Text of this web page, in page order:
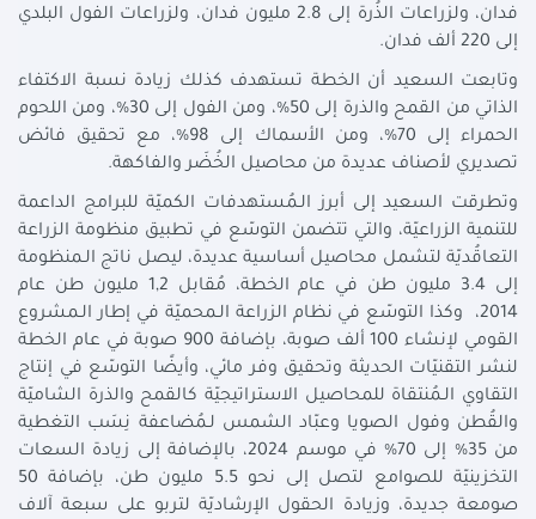
فدان، ولزراعات الذُرة إلى 2.8 مليون فدان، ولزراعات الفول البلدي
إلى 220 ألف فدان.
وتابعت السعيد أن الخطة تستهدف كذلك زيادة نسبة الاكتفاء
الذاتي من القمح والذرة إلى 50%، ومن الفول إلى 30%، ومن اللحوم
الحمراء إلى 70%، ومن الأسماك إلى 98%، مع تحقيق فائض
تصديري لأصناف عديدة من محاصيل الخُضَر والفاكهة.
وتطرقت السعيد إلى أبرز الـمُستهدفات الكميّة للبرامج الداعمة
للتنمية الزراعيّة، والتي تتضمن التوسّع في تطبيق منظومة الزراعة
التعاقُديّة لتشمل محاصيل أساسية عديدة، ليصل ناتج الـمنظومة
إلى 3.4 مليون طن في عام الخطة، مُقابل 1,2 مليون طن عام
2014، وكذا التوسّع في نظام الزراعة الـمحميّة في إطار الـمشروع
القومي لإنشاء 100 ألف صوبة، بإضافة 900 صوبة في عام الخطة
لنشر التقنيّات الحديثة وتحقيق وفر مائي، وأيضًا التوسّع في إنتاج
التقاوي الـمُنتقاة للمحاصيل الاستراتيجيّة كالقمح والذرة الشاميّة
والقُطن وفول الصويا وعبّاد الشمس لـمُضاعفة نِسَب التغطية
من 35% إلى 70% في موسم 2024، بالإضافة إلى زيادة السعات
التخزينيّة للصوامع لتصل إلى نحو 5.5 مليون طن، بإضافة 50
صومعة جديدة، وزيادة الحقول الإرشاديّة لتربو على سبعة آلاف